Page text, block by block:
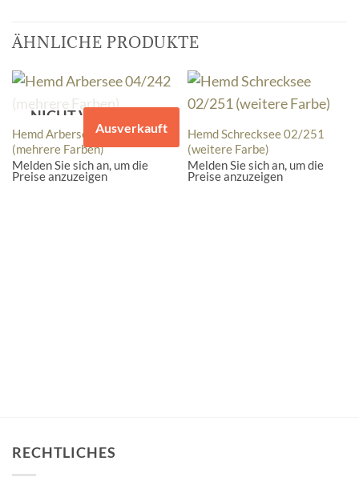
ÄHNLICHE PRODUKTE
NICHT VORRÄTIG
Ausverkauft
Hemd Arbersee 04/242
(mehrere Farben)
Melden Sie sich an, um die
Preise anzuzeigen
Hemd Schrecksee 02/251
(weitere Farbe)
Melden Sie sich an, um die
Preise anzuzeigen
RECHTLICHES